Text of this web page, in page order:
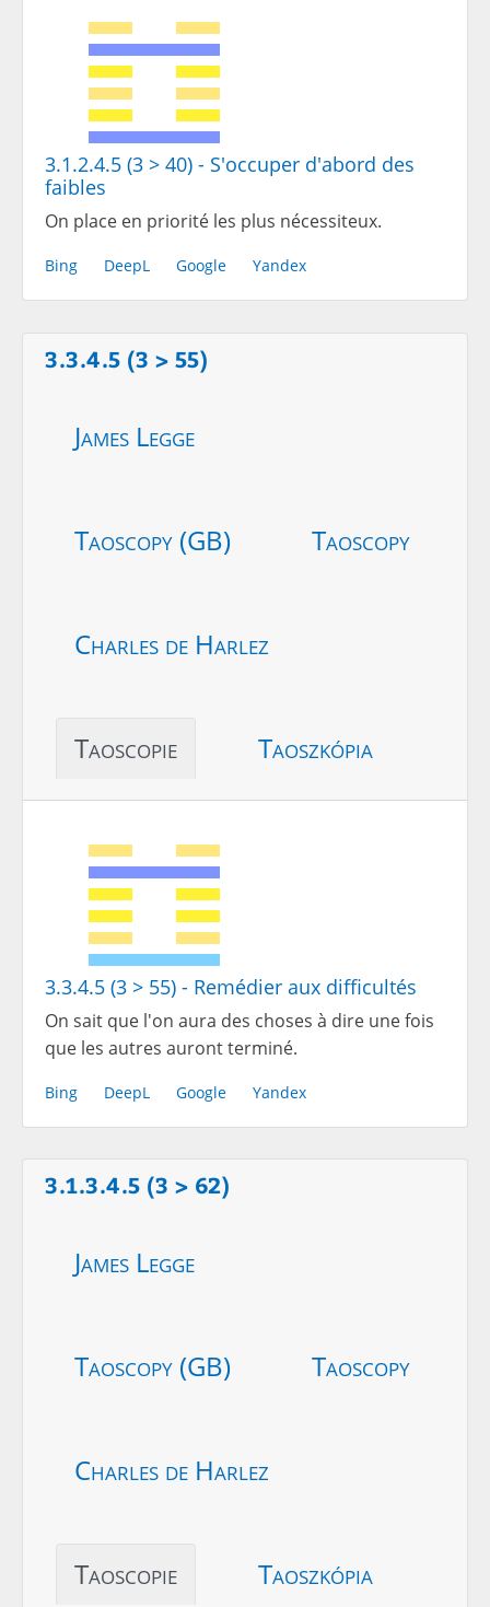
3.1.2.4.5 (3 > 40) - S'occuper d'abord des
faibles
On place en priorité les plus nécessiteux.
Bing DeepL Google Yandex
3.3.4.5 (3 > 55)
James Legge
Taoscopy (GB) Taoscopy
Charles de Harlez
Taoscopie Taoszkópia
3.3.4.5 (3 > 55) - Remédier aux difficultés
On sait que l'on aura des choses à dire une fois
que les autres auront terminé.
Bing DeepL Google Yandex
3.1.3.4.5 (3 > 62)
James Legge
Taoscopy (GB) Taoscopy
Charles de Harlez
Taoscopie Taoszkópia